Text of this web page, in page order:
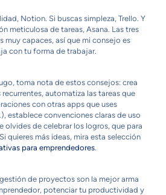
Notion. Si buscas simpleza, Trello. Y
meticulosa de tareas, Asana. Las tres
muy capaces, así que mi consejo es
con tu forma de trabajar.
toma nota de estos consejos: crea
automatiza las tareas que
con otras apps que uses
establece convenciones claras de uso
olvides de celebrar los logros, que para
quieres más ideas, mira esta selección
para emprendedores.
de proyectos son la mejor arma
potenciar tu productividad y